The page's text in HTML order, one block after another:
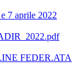
7 aprile 2022
FEDER.ATA